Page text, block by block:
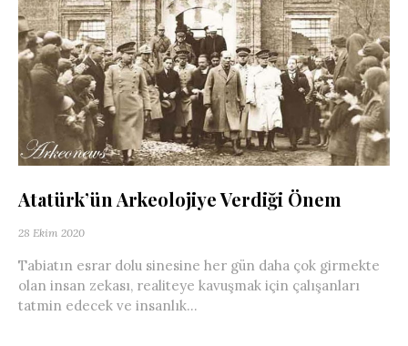
Atatürk’ün Arkeolojiye Verdiği Önem
28 Ekim 2020
Tabiatın esrar dolu sinesine her gün daha çok girmekte
olan insan zekası, realiteye kavuşmak için çalışanları
tatmin edecek ve insanlık...